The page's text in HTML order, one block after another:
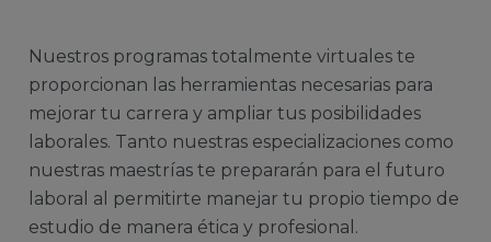
Nuestros programas totalmente virtuales te
proporcionan las herramientas necesarias para
mejorar tu carrera y ampliar tus posibilidades
laborales. Tanto nuestras especializaciones como
nuestras maestrías te prepararán para el futuro
laboral al permitirte manejar tu propio tiempo de
estudio de manera ética y profesional.